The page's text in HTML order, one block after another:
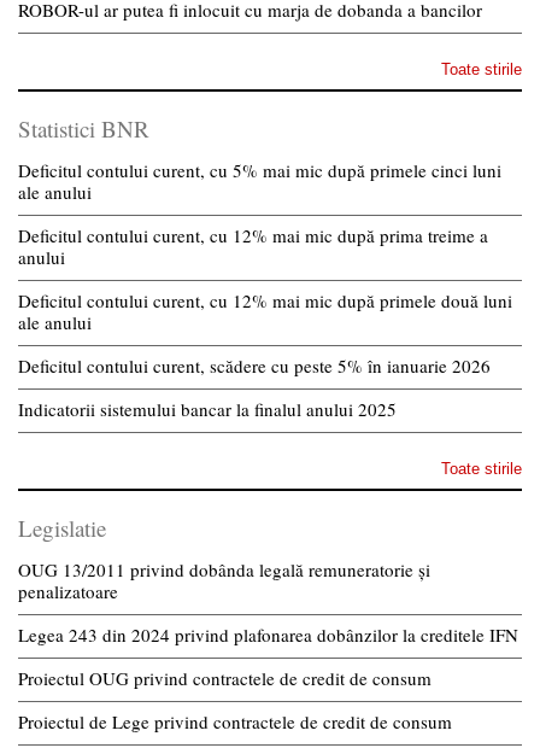
ROBOR-ul ar putea fi inlocuit cu marja de dobanda a bancilor
Toate stirile
Statistici BNR
Deficitul contului curent, cu 5% mai mic după primele cinci luni
ale anului
Deficitul contului curent, cu 12% mai mic după prima treime a
anului
Deficitul contului curent, cu 12% mai mic după primele două luni
ale anului
Deficitul contului curent, scădere cu peste 5% în ianuarie 2026
Indicatorii sistemului bancar la finalul anului 2025
Toate stirile
Legislatie
OUG 13/2011 privind dobânda legală remuneratorie și
penalizatoare
Legea 243 din 2024 privind plafonarea dobânzilor la creditele IFN
Proiectul OUG privind contractele de credit de consum
Proiectul de Lege privind contractele de credit de consum